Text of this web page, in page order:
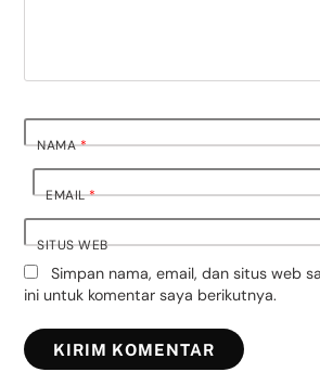
NAMA*
EMAIL*
SITUS WEB
Simpan nama, email, dan situs web
ini untuk komentar saya berikutnya.